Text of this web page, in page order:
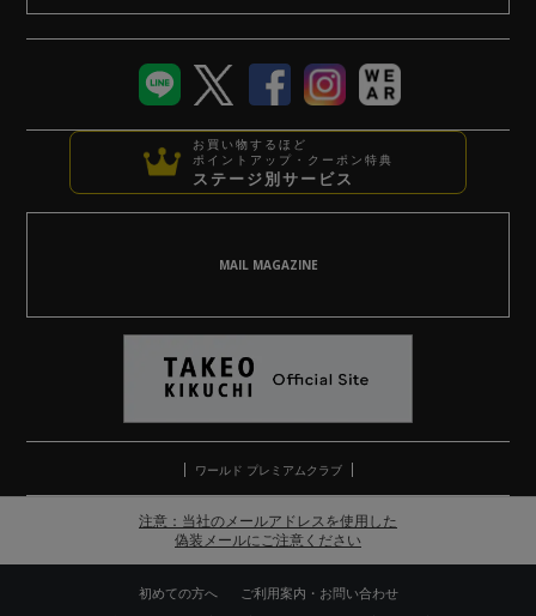
お買い物するほど
ポイントアップ・クーポン特典
ステージ別サービス
MAIL MAGAZINE
ワールド プレミアムクラブ
注意：当社のメールアドレスを使用した
偽装メールにご注意ください
初めての方へ
ご利用案内・お問い合わせ